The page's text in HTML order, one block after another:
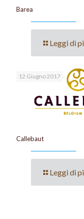
Barea
Leggi di
12 Giugno 2017
Callebaut
Leggi di